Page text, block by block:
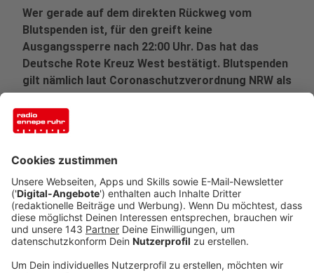
Wer gerade auf dem direkten Rückweg vom
Blutspenden ist, für den greift keine
Ausgangssperre nach 22:00 Uhr. Das hat das
Deutsche Rote Kreuz West bestätigt. Blutspenden
gilt nämlich laut Coronaschutzverordnung NRW als
Daseinsfür- und vorsorge.
Veröffentlicht:
Anzeige
Das gilt aber natürlich nur, wenn der Spender oder die
Spenderin sich nach dem Termin auf direktem Weg
nach Hause macht. Auch heute kann in Schwelm und
Gevelsberg wieder Blut gespendet werden.